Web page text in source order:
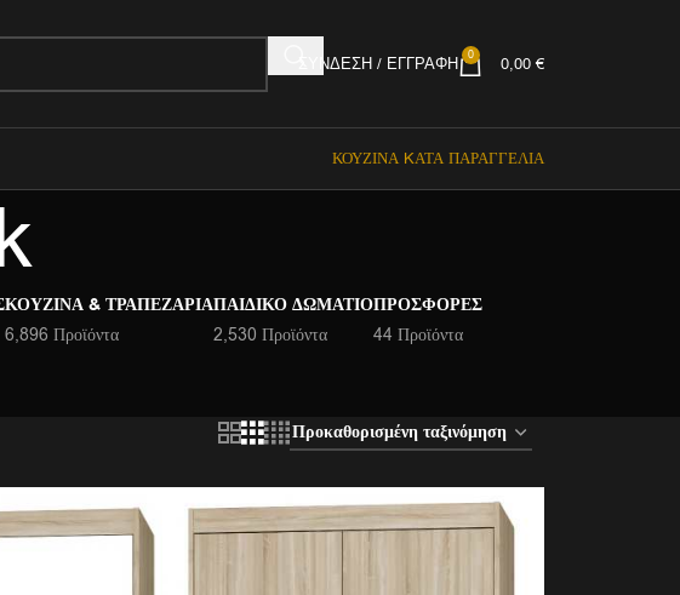
ΣΎΝΔΕΣΗ / ΕΓΓΡΑΦΉ 0 0,00 €
ΚΟΥΖΊΝΑ KΑΤΆ ΠΑΡΑΓΓΕΛΊΑ
ΚΟΥΖΊΝΑ & ΤΡΑΠΕΖΑΡΊΑ
6,896 Προϊόντα
ΠΑΙΔΙΚΌ ΔΩΜΆΤΙΟ
2,530 Προϊόντα
ΠΡΟΣΦΟΡΈΣ
44 Προϊόντα